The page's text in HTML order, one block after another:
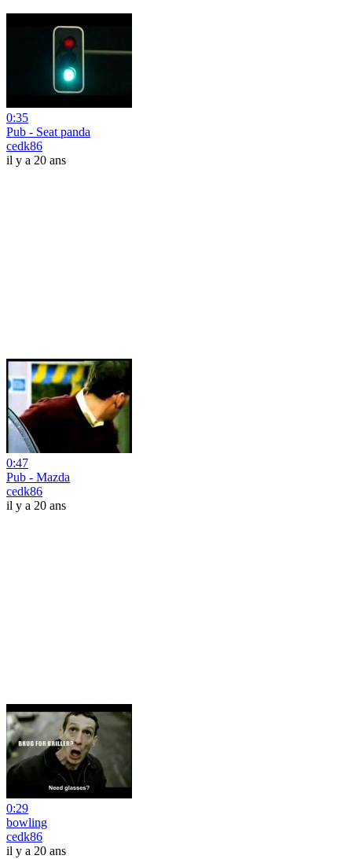
0:35
Pub - Seat panda
cedk86
il y a 20 ans
0:47
Pub - Mazda
cedk86
il y a 20 ans
0:29
bowling
cedk86
il y a 20 ans